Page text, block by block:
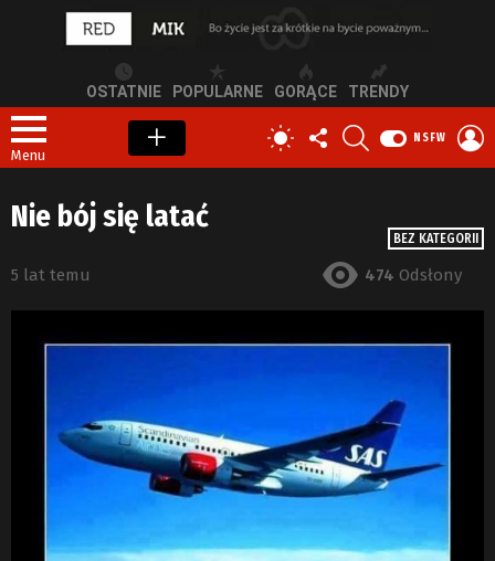
OSTATNIE POPULARNE GORĄCE TRENDY
Menu
PRZEŁĄCZ
SKÓRKĘ
OBSERWUJ
NAS
NSFW
BEZ KATEGORII
Nie bój się latać
5 lat temu 474 Odsłony